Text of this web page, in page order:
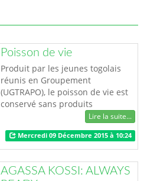
Poisson de vie
Produit par les jeunes togolais
réunis en Groupement
(UGTRAPO), le poisson de vie est
conservé sans produits
chimiques. l’UGTRAPO fait passer
les poissons par un processus de
fumage et de conservation qui les
maintient consommables
pendant six (6) mois. Vous avez
désormais des poissons
Lire la suite...
Mercredi 09 Décembre 2015 à 10:24
AGASSA KOSSI: ALWAYS